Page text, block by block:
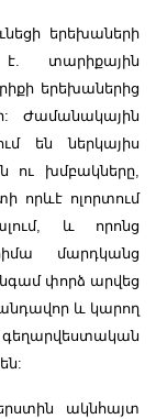
երեխաների
է. տարիքային
երեխաներից
Ժամանակային
են ներկայիս
ու խմբակները,
որևէ ոլորտում
և որոնց
մարդկանց
փորձ արվեց
և կարող
ակնհայտ